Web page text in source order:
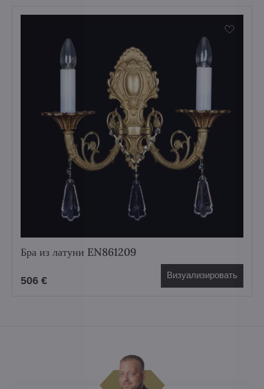
Бра из латуни EN861209
506 € Визуализировать